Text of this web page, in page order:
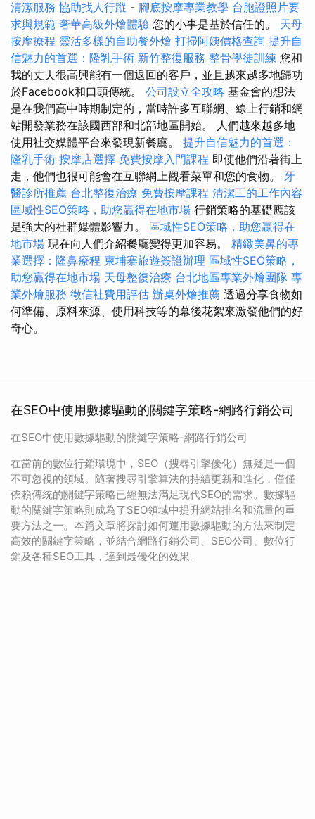
清潔服務 協助找人行蹤 - 腳底按摩專業教學 台胞證照片要
求與規範 奢華高級外燴體驗 您的小事是基於信任的。 天母
按摩療程 靈活多樣的自助餐外燴 打掃阿姨價格查詢 提升自
信魅力的首選：隆乳手術 新竹整復服務 整骨學徒訓練 您和
我的丈夫很高興能有一個返回的客戶，並且越來越多地歸功
於Facebook和口頭傳統。 公司設立全攻略 基金會的想法
是在我們高中時期制定的，當時許多互聯網、線上行銷和網
站開發業務在該國西部和北部地區開始。 人們越來越多地
使用社交媒體平台來發現新餐廳。 提升自信魅力的首選：
隆乳手術 按摩店選擇 免費按摩入門課程 即使他們沿著街上
走，他們也很可能會在互聯網上觀看菜單和您的食物。 牙
醫診所推薦 台北整復治療 免費按摩課程 清潔工的工作內容
區域性SEO策略，助您贏得在地市場 行銷策略的基礎應該
是強大的社群媒體影響力。 區域性SEO策略，助您贏得在
地市場 現在向人們介紹餐廳變得更加容易。 精緻美鼻的專
業選擇：隆鼻療程 柬埔寨旅遊簽證辦理 區域性SEO策略，
助您贏得在地市場 天母整復治療 台北地區專業外燴團隊 專
業外燴服務 徵信社費用評估 辦桌外燴推薦 透過分享食物如
何準備、原料來源、使用科技等的幕後花絮來激發他們的好
奇心。
在SEO中使用數據驅動的關鍵字策略-網路行銷公司
在SEO中使用數據驅動的關鍵字策略-網路行銷公司
在當前的數位行銷環境中，SEO（搜尋引擎優化）無疑是一個
不可忽視的領域。隨著搜尋引擎算法的持續更新和進化，僅僅
依賴傳統的關鍵字策略已經無法滿足現代SEO的需求。數據驅
動的關鍵字策略則成為了SEO領域中提升網站排名和流量的重
要方法之一。本篇文章將探討如何運用數據驅動的方法來制定
高效的關鍵字策略，並結合網路行銷公司、SEO公司、數位行
銷及各種SEO工具，達到最優化的效果。